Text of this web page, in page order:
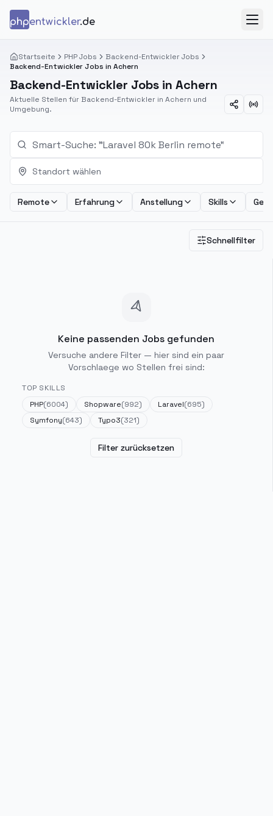
phpentwickler.de
Startseite PHP Jobs
Backend-Entwickler Jobs
Backend-Entwickler Jobs in Achern
Backend-Entwickler Jobs in Achern
Aktuelle Stellen für Backend-Entwickler in Achern und
Umgebung.
Standort wählen
Remote Erfahrung Anstellung Skills
Schnellfilter
Keine passenden Jobs gefunden
Versuche andere Filter — hier sind ein paar
Vorschlaege wo Stellen frei sind:
TOP SKILLS
PHP(6004) Shopware(992) Laravel(695)
Symfony(643) Typo3(321)
Filter zurücksetzen